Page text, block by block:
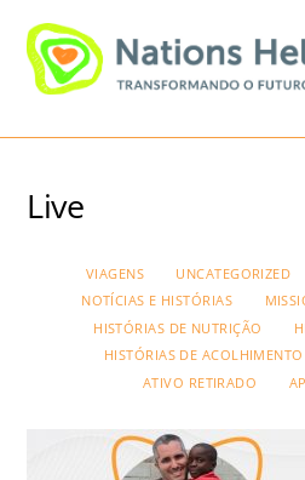
content
Live
VIAGENS UNCATEGORIZED
NOTÍCIAS E HISTÓRIAS
HISTÓRIAS DE NUTRIÇÃO
HISTÓRIAS DE ACOLHIMENTO
ATIVO RETIRADO